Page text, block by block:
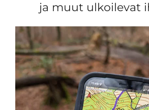
ja muut ulkoilevat